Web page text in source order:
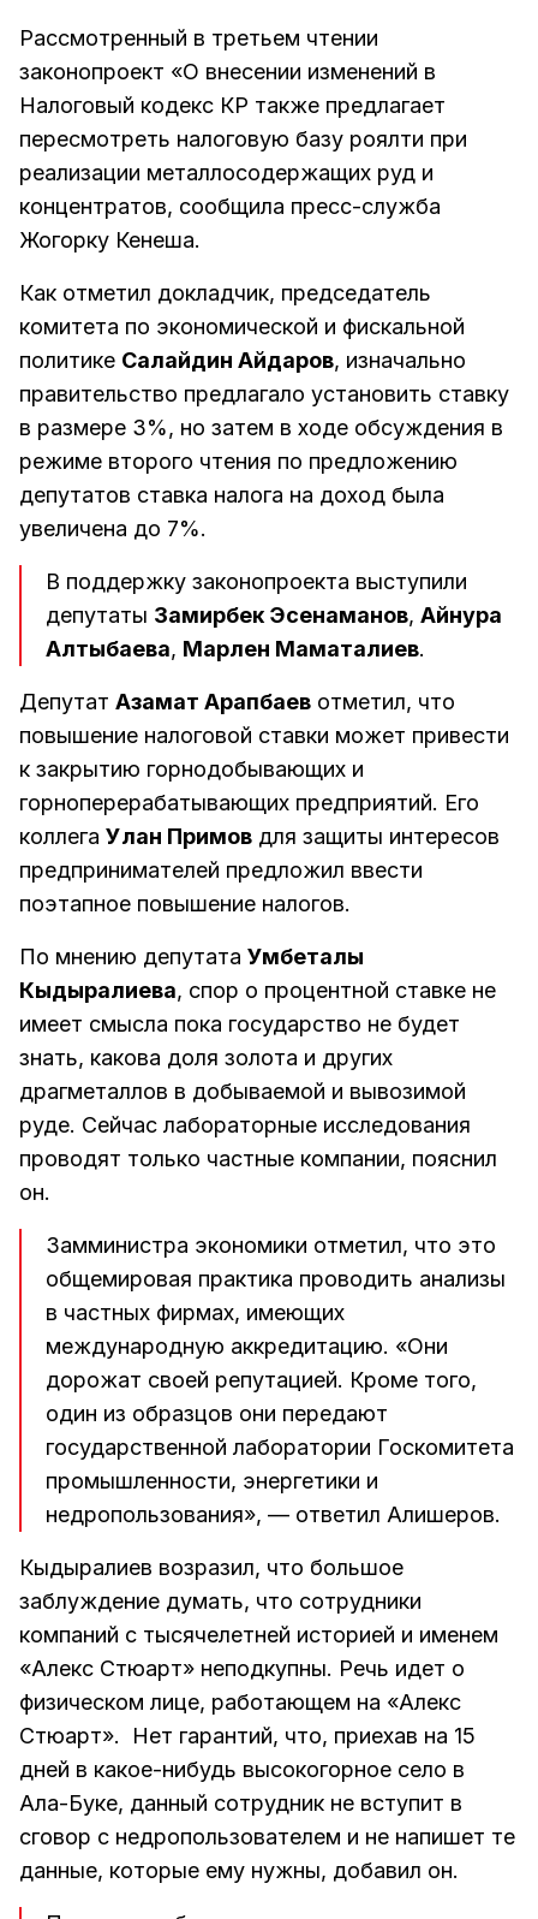
Рассмотренный в третьем чтении
законопроект «О внесении изменений в
Налоговый кодекс КР также предлагает
пересмотреть налоговую базу роялти при
реализации металлосодержащих руд и
концентратов, сообщила пресс-служба
Жогорку Кенеша.
Как отметил докладчик, председатель
комитета по экономической и фискальной
политике Салайдин Айдаров, изначально
правительство предлагало установить ставку
в размере 3%, но затем в ходе обсуждения в
режиме второго чтения по предложению
депутатов ставка налога на доход была
увеличена до 7%.
В поддержку законопроекта выступили
депутаты Замирбек Эсенаманов, Айнура
Алтыбаева, Марлен Маматалиев.
Депутат Азамат Арапбаев отметил, что
повышение налоговой ставки может привести
к закрытию горнодобывающих и
горноперерабатывающих предприятий. Его
коллега Улан Примов для защиты интересов
предпринимателей предложил ввести
поэтапное повышение налогов.
По мнению депутата Умбеталы
Кыдыралиева, спор о процентной ставке не
имеет смысла пока государство не будет
знать, какова доля золота и других
драгметаллов в добываемой и вывозимой
руде. Сейчас лабораторные исследования
проводят только частные компании, пояснил
он.
Замминистра экономики отметил, что это
общемировая практика проводить анализы
в частных фирмах, имеющих
международную аккредитацию. «Они
дорожат своей репутацией. Кроме того,
один из образцов они передают
государственной лаборатории Госкомитета
промышленности, энергетики и
недропользования», — ответил Алишеров.
Кыдыралиев возразил, что большое
заблуждение думать, что сотрудники
компаний с тысячелетней историей и именем
«Алекс Стюарт» неподкупны. Речь идет о
физическом лице, работающем на «Алекс
Стюарт». Нет гарантий, что, приехав на 15
дней в какое-нибудь высокогорное село в
Ала-Буке, данный сотрудник не вступит в
сговор с недропользователем и не напишет те
данные, которые ему нужны, добавил он.